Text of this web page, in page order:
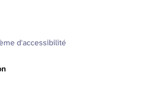
d'accessibilité